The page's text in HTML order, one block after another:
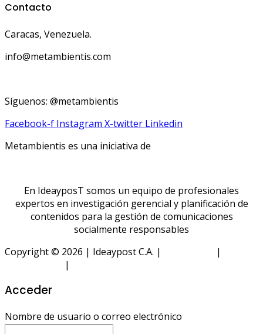
Contacto
Caracas, Venezuela.
info@metambientis.com
Síguenos: @metambientis
Facebook-f Instagram X-twitter Linkedin
Metambientis es una iniciativa de
En IdeayposT somos un equipo de profesionales
expertos en investigación gerencial y planificación de
contenidos para la gestión de comunicaciones
socialmente responsables
Copyright © 2026 | Ideaypost C.A. |
|
|
Acceder
Nombre de usuario o correo electrónico